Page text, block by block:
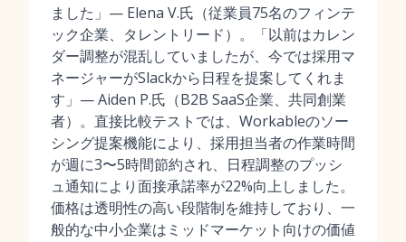
ました」— Elena V.氏（従業員75名のフィンテ
ック企業、タレントリード）。「以前はカレン
ダー調整が混乱していましたが、今では採用マ
ネージャーがSlackから日程を提案してくれま
す」— Aiden P.氏（B2B SaaS企業、共同創業
者）。直接比較テストでは、Workableのソー
シング提案機能により、採用担当者の作業時間
が週に3〜5時間節約され、日程調整のプッシ
ュ通知により面接承諾率が22%向上しました。
価格は透明性の高い段階制を維持しており、一
般的な中小企業はミッドマーケット向けの価値